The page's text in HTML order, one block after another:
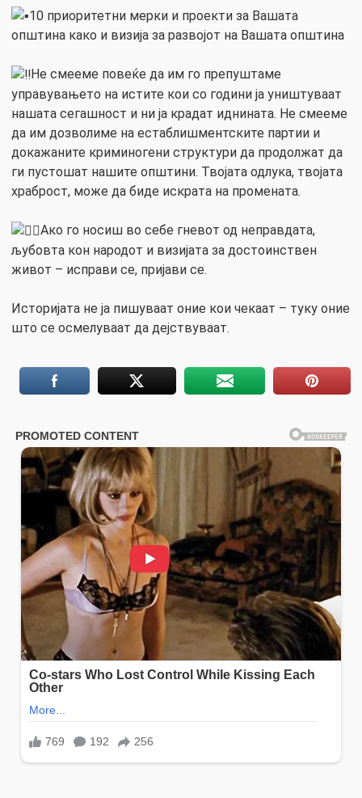
10 приоритетни мерки и проекти за Вашата
општина како и визија за развојот на Вашата општина
Не смееме повеќе да им го препуштаме
управувањето на истите кои со години ја уништуваат
нашата сегашност и ни ја крадат иднината. Не смееме
да им дозволиме на естаблишментските партии и
докажаните криминогени структури да продолжат да
ги пустошат нашите општини. Твојата одлука, твојата
храброст, може да биде искрата на промената.
Ако го носиш во себе гневот од неправдата,
љубовта кон народот и визијата за достоинствен
живот – исправи се, пријави се.
Историјата не ја пишуваат оние кои чекаат – туку оние
што се осмелуваат да дејствуваат.